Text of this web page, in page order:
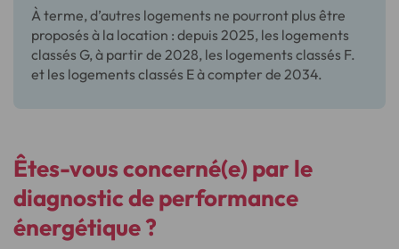
À terme, d’autres logements ne pourront plus être
proposés à la location : depuis 2025, les logements
classés G, à partir de 2028, les logements classés F.
et les logements classés E à compter de 2034.
Êtes-vous concerné(e) par le
diagnostic de performance
énergétique ?